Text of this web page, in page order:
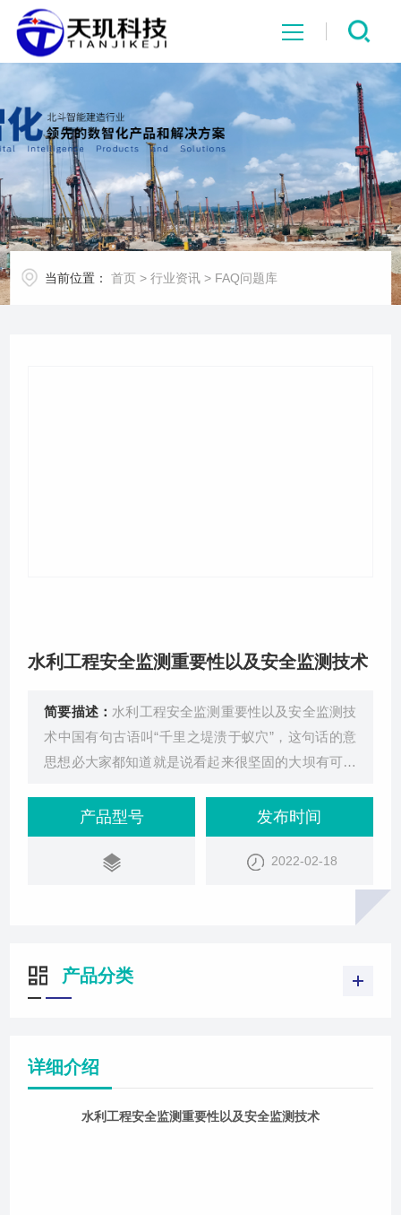
网站首页
系统中心
解决方案
项目案例
当前位置： 首页 >行业资讯 > FAQ问题库
水利工程安全监测重要性以及安全监测技术
简要描述： 水利工程安全监测重要性以及安全监测技
术中国有句古语叫“千里之堤溃于蚁穴”，这句话的意
思想必大家都知道就是说看起来很坚固的大坝有可能
现实中，告诫我们水利工程设施的建设无小事，任何
一点小的疏忽都有可能造成很惨重的后果。千里之堤
溃于蚁穴。相信大家都听过这个成语的故事，说的是
战国时期魏国的一位大官不仅仅擅于筑造大坝进行防
产品型号 发布时间
2022-02-18
产品分类
详细介绍
水利工程安全监测重要性以及安全监测技术